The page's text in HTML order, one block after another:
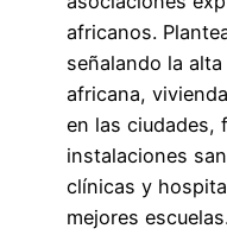
africanos.
señalando la
africana,
en las ciudades,
instalaciones
clínicas y
mejores